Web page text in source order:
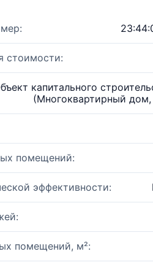
стоимости:
капитального
(Многоквартирный
помещений:
эффективности:
помещений, м²: